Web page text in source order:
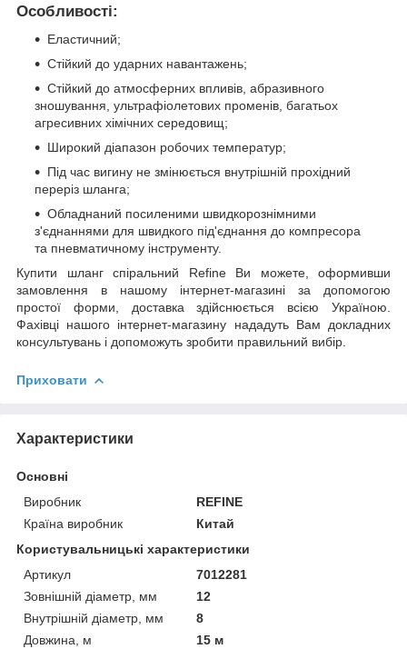
Особливості:
Еластичний;
Стійкий до ударних навантажень;
Стійкий до атмосферних впливів, абразивного
зношування, ультрафіолетових променів, багатьох
агресивних хімічних середовищ;
Широкий діапазон робочих температур;
Під час вигину не змінюється внутрішній прохідний
переріз шланга;
Обладнаний посиленими швидкорознімними
з'єднаннями для швидкого під'єднання до компресора
та пневматичному інструменту.
Купити шланг спіральний Refine Ви можете, оформивши
замовлення в нашому інтернет-магазині за допомогою
простої форми, доставка здійснюється всією Україною.
Фахівці нашого інтернет-магазину нададуть Вам докладних
консультувань і допоможуть зробити правильний вибір.
Приховати
Характеристики
Основні
Виробник
REFINE
Країна виробник
Китай
Користувальницькі характеристики
Артикул
7012281
Зовнішній діаметр, мм
12
Внутрішній діаметр, мм
8
Довжина, м
15 м